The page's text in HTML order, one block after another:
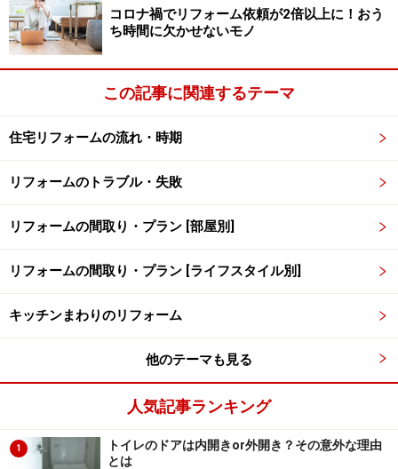
た住宅は後で大掛かりな増改築リフォームをしようとし
ても建築確認申請が受け付けてもらえない、ローンが通
らない、売却しにくいなどの不都合が起きますので注意
増改築工事でも建築確認申請が必要になることがあります。
申請費用は事前に確認しておきたい。
コロナ禍でリフォーム依頼が2倍以上に！おう
ち時間に欠かせないモノ
この記事に関連するテーマ
住宅リフォームの流れ・時期
リフォームのトラブル・失敗
リフォームの間取り・プラン [部屋別]
リフォームの間取り・プラン [ライフスタイル別]
キッチンまわりのリフォーム
他のテーマも見る
人気記事ランキング
1
トイレのドアは内開きor外開き？その意外な理由
とは